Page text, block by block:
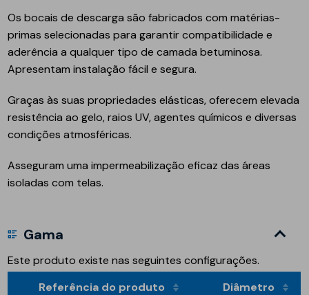
Os bocais de descarga são fabricados com matérias-
primas selecionadas para garantir compatibilidade e
aderência a qualquer tipo de camada betuminosa.
Apresentam instalação fácil e segura.
Graças às suas propriedades elásticas, oferecem elevada
resistência ao gelo, raios UV, agentes químicos e diversas
condições atmosféricas.
Asseguram uma impermeabilização eficaz das áreas
isoladas com telas.
Gama
Este produto existe nas seguintes configurações.
Referência do produto
Diâmetro